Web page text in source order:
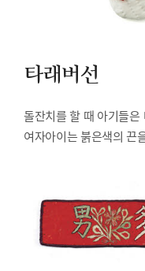
타래버선
돌잔치를 할 때 아기들
여자아이는 붉은색의 끈